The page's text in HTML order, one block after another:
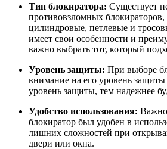
Тип блокиратора: Существует
противовзломных блокираторов,
цилиндровые, петлевые и
имеет свои особенности и
важно выбрать тот, который
Уровень защиты: При выборе
внимание на его уровень
уровень защиты, тем надежнее
Удобство использования:
блокиратор был удобен в
лишних сложностей при
двери или окна.